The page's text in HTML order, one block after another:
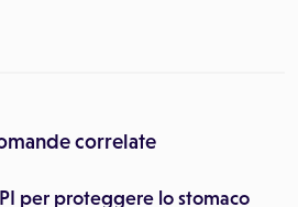
correlate
per proteggere lo stomaco